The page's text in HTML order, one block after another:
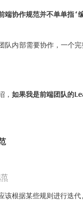
端协作规范并不单单指‘
队内部需要协作，一个
， 如果我是前端团队的
该根据某些规则进行迭